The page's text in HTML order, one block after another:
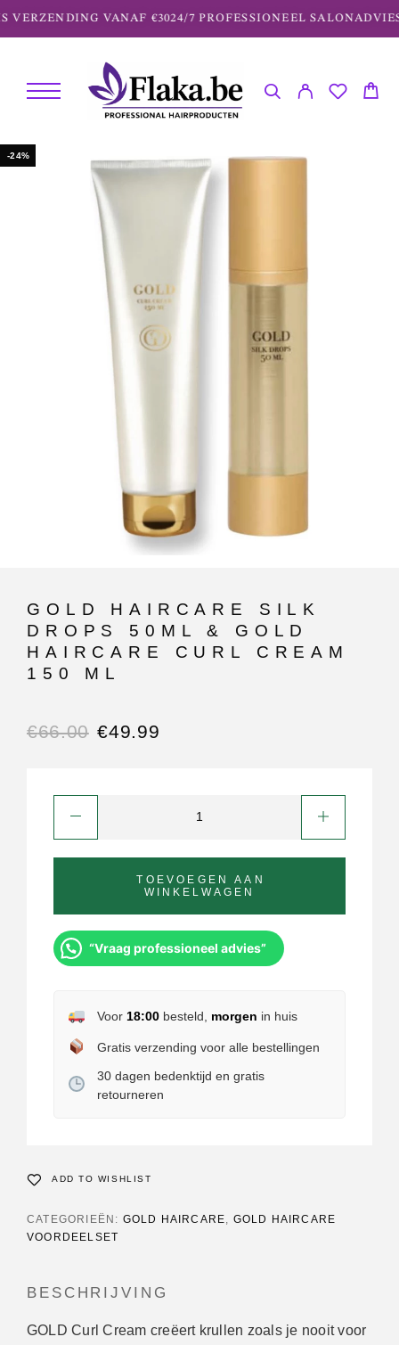
VERZENDING VANAF €3024/7 PROFESSIONEEL SALONADVIES
-24%
GOLD HAIRCARE SILK
DROPS 50ML & GOLD
HAIRCARE CURL CREAM
150 ML
€66.00 €49.99
TOEVOEGEN AAN
WINKELWAGEN
“Vraag professioneel advies”
Voor 18:00besteld, morgen in huis
Gratis verzending voor alle bestellingen
30 dagen bedenktijd en gratis
retourneren
ADD TO WISHLIST
CATEGORIEËN: GOLD HAIRCARE, GOLD HAIRCARE
VOORDEELSET
BESCHRIJVING
GOLD Curl Cream creëert krullen zoals je nooit voor